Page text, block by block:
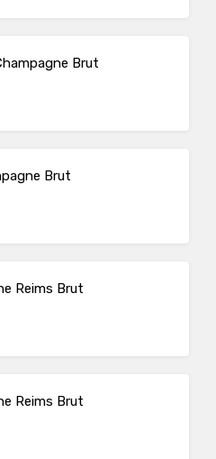
Brut
Brut
Reims Brut
Reims Brut